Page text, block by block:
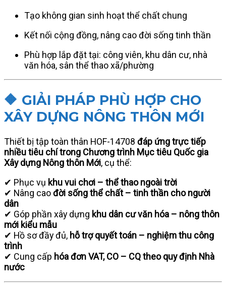
Tạo không gian sinh hoạt thể chất chung
Kết nối cộng đồng, nâng cao đời sống tinh thần
Phù hợp lắp đặt tại: công viên, khu dân cư, nhà
văn hóa, sân thể thao xã/phường
🔶 GIẢI PHÁP PHÙ HỢP CHO
XÂY DỰNG NÔNG THÔN MỚI
Thiết bị tập toàn thân HOF-14708 đáp ứng trực tiếp
nhiều tiêu chí trong Chương trình Mục tiêu Quốc gia
Xây dựng Nông thôn Mới, cụ thể:
✔ Phục vụ khu vui chơi – thể thao ngoài trời
✔ Nâng caođời sống thể chất – tinh thần cho người
dân
✔ Góp phần xây dựng khu dân cư văn hóa – nông thôn
mới kiểu mẫu
✔ Hồ sơ đầy đủ, hỗ trợ quyết toán – nghiệm thu công
trình
✔ Cung cấp hóa đơn VAT, CO – CQ theo quy định Nhà
nước